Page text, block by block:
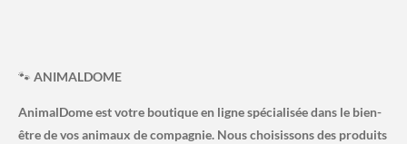
🐾 ANIMALDOME
AnimalDome est votre boutique en ligne spécialisée dans le bien-
être de vos animaux de compagnie. Nous choisissons des produits